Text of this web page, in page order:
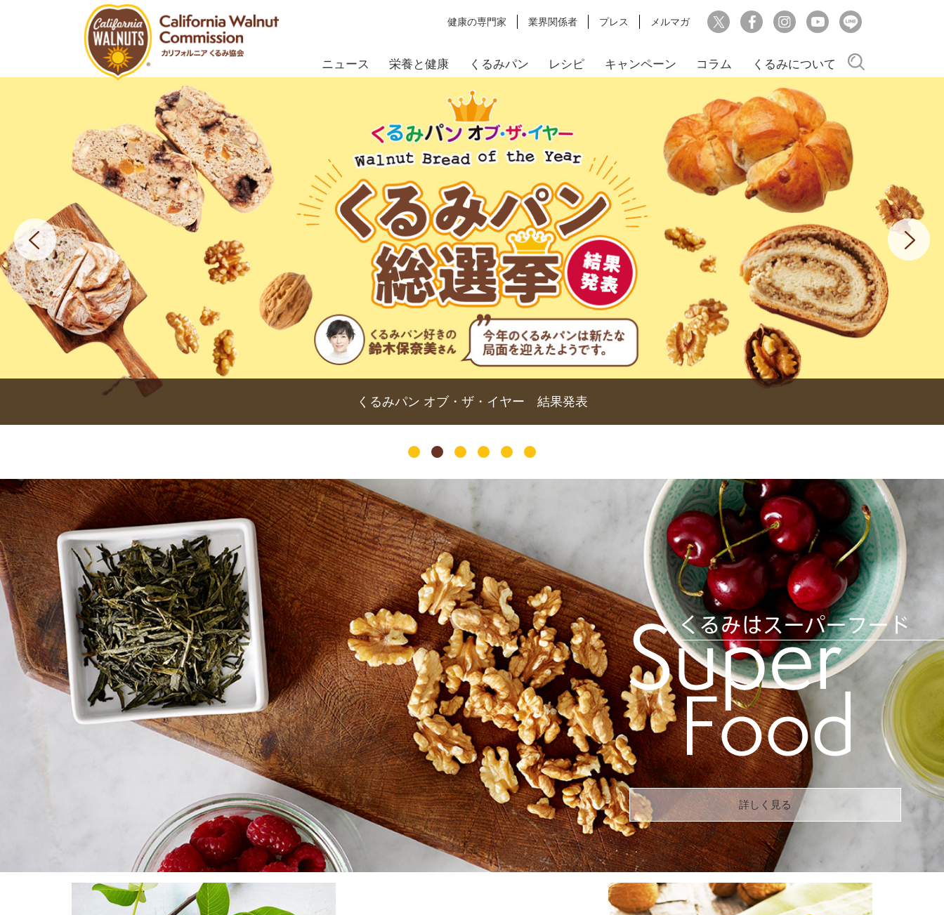
健康の専門家 業界関係者 プレス メルマガ
ニュース 栄養と健康 くるみパン レシピ キャンペーン コラム くるみについて
くるみパン オブ・ザ・イヤー 結果発表
詳しく見る